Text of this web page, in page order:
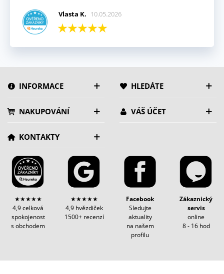
Vlasta K. 10.05.2026
INFORMACE HLEDÁTE
NAKUPOVÁNÍ VÁŠ ÚČET
KONTAKTY
★★★★★
4,9 celková
spokojenost
s obchodem
★★★★★
4,9 hvězdiček
1500+ recenzí
Facebook
Sledujte
aktuality
na našem
profilu
Zákaznický
servis
online
8 - 16 hod